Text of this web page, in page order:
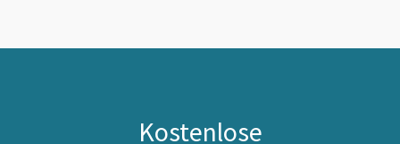
Kostenlose